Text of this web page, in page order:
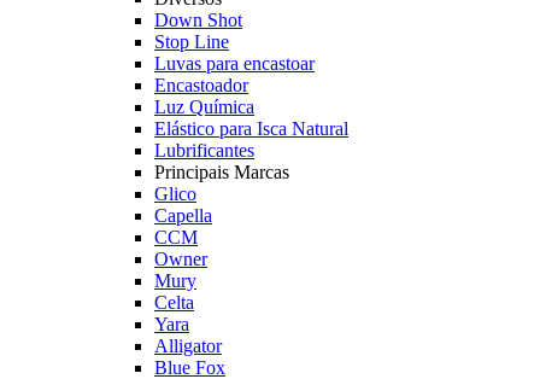
Down Shot
Stop Line
Luvas para encastoar
Encastoador
Luz Química
Elástico para Isca Natural
Lubrificantes
Principais Marcas
Glico
Capella
CCM
Owner
Mury
Celta
Yara
Alligator
Blue Fox